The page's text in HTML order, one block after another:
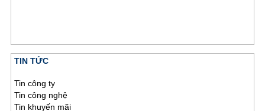
TIN TỨC
Tin công ty
Tin công nghệ
Tin khuyến mãi